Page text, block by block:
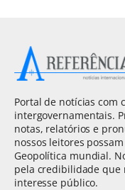
Portal de notícias com
intergovernamentais.
notas, relatórios e
nossos leitores
Geopolítica mundial.
pela credibilidade que
interesse público.